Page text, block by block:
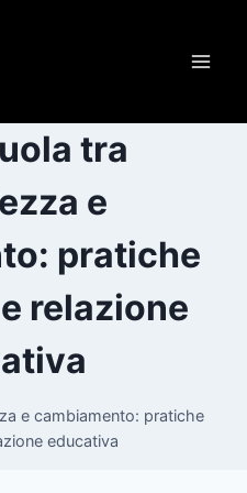
tra
e
pratiche
relazione
e cambiamento: pratiche
educativa